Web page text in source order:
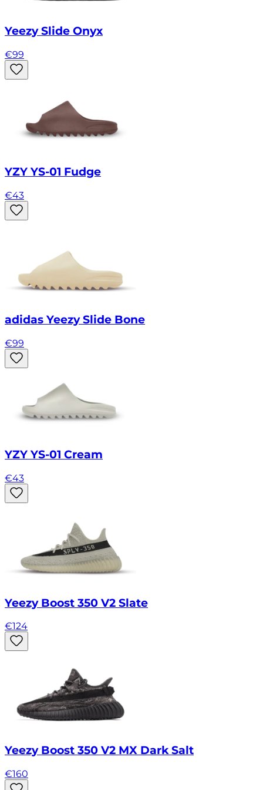
Yeezy Slide Onyx
€99
YZY YS-01 Fudge
€43
adidas Yeezy Slide Bone
€99
YZY YS-01 Cream
€43
Yeezy Boost 350 V2 Slate
€124
Yeezy Boost 350 V2 MX Dark Salt
€160